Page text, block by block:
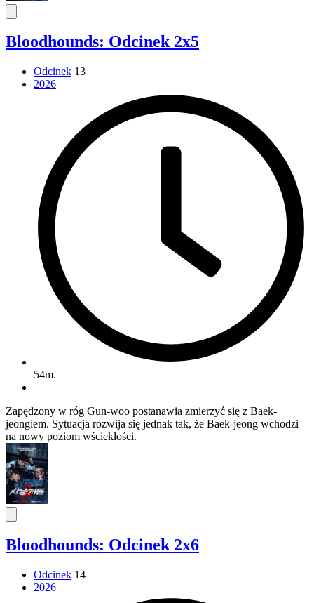
Bloodhounds: Odcinek 2x5
Odcinek 13
2026
54m.
Zapędzony w róg Gun-woo postanawia zmierzyć się z Baek-
jeongiem. Sytuacja rozwija się jednak tak, że Baek-jeong wchodzi
na nowy poziom wściekłości.
Bloodhounds: Odcinek 2x6
Odcinek 14
2026